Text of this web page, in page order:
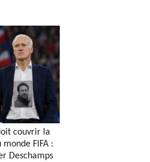
couvrir la
FIFA :
Deschamps